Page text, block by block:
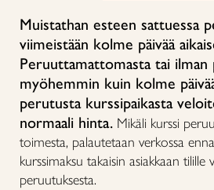
Muistathan esteen sattuessa
viimeistään kolme päivää
Peruuttamattomasta tai ilman
myöhemmin kuin kolme
perutusta kurssipaikasta
normaali hinta. Mikäli kurssi
toimesta, palautetaan verkossa
kurssimaksu takaisin asiakkaan tilille
peruutuksesta.